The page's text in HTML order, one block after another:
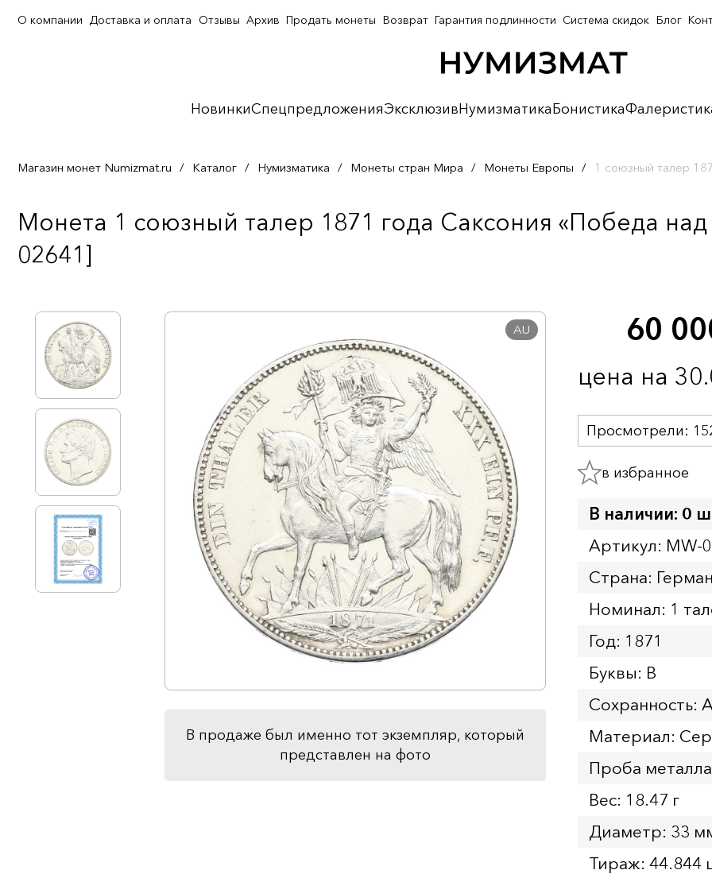
НовинкиСпецпредложенияЭксклюзивНумизматикаБонистика
О компании Доставка и оплата Отзывы Архив Продать монеты Возврат Гарантия подлинности Система скидок Блог
Магазин монет Numizmat.ru / Каталог / Нумизматика / Монеты стран Мира / Монеты Европы / 1 союзный талер
Монета 1 союзный талер 1871 года Саксония «Победа
02641]
AU
В продаже был именно тот экземпляр, который
представлен на фото
60
цена на
Просмотрели:
в избранное
В наличии: 0
Артикул: MW-
Страна:
Номинал: 1
Год: 1871
Буквы: B
Сохранность:
Материал:
Проба
Вес: 18.47 г
Диаметр: 33
Тираж: 44.844